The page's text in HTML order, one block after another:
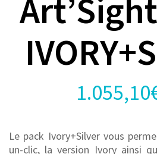
1.055,10
Le pack Ivory+Silver vous
un-clic, la version Ivory ainsi